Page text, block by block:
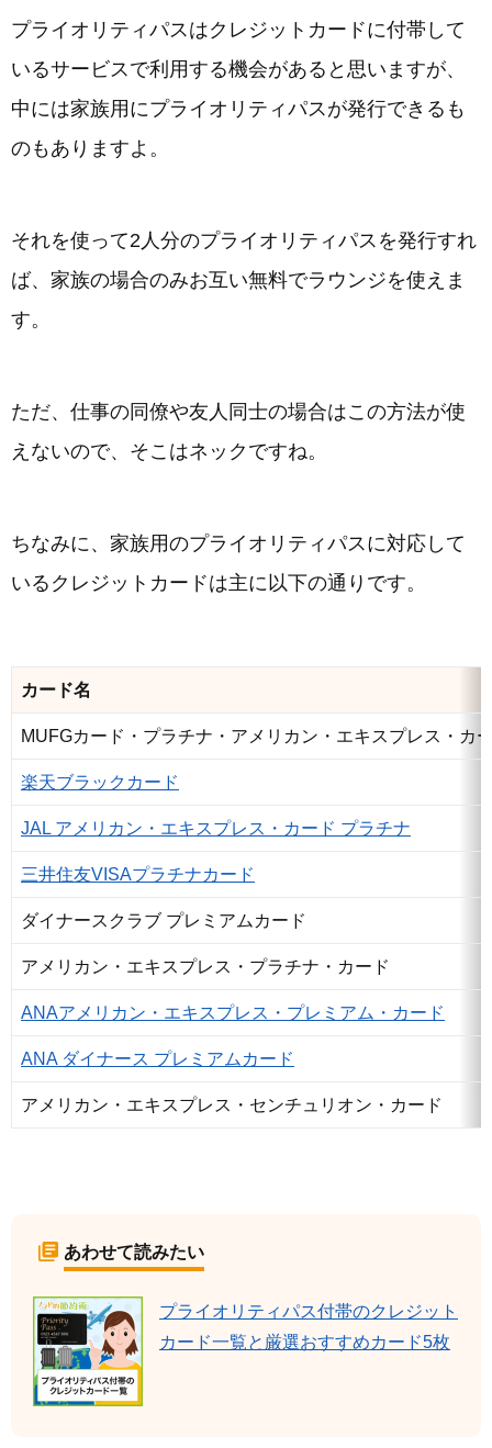
プライオリティパスはクレジットカードに付帯して
いるサービスで利用する機会があると思いますが、
中には家族用にプライオリティパスが発行できるも
のもありますよ。
それを使って2人分のプライオリティパスを発行すれ
ば、家族の場合のみお互い無料でラウンジを使えま
す。
ただ、仕事の同僚や友人同士の場合はこの方法が使
えないので、そこはネックですね。
ちなみに、家族用のプライオリティパスに対応して
いるクレジットカードは主に以下の通りです。
カード名
MUFGカード・プラチナ・アメリカン・エキスプレス・カ
楽天ブラックカード
JAL アメリカン・エキスプレス・カード プラチナ
三井住友VISAプラチナカード
ダイナースクラブ プレミアムカード
アメリカン・エキスプレス・プラチナ・カード
ANAアメリカン・エキスプレス・プレミアム・カード
ANA ダイナース プレミアムカード
アメリカン・エキスプレス・センチュリオン・カード
あわせて読みたい
プライオリティパス付帯のクレジット
カード一覧と厳選おすすめカード5枚